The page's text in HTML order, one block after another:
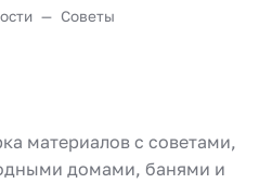
Советы
материалов с советами,
домами, банями и